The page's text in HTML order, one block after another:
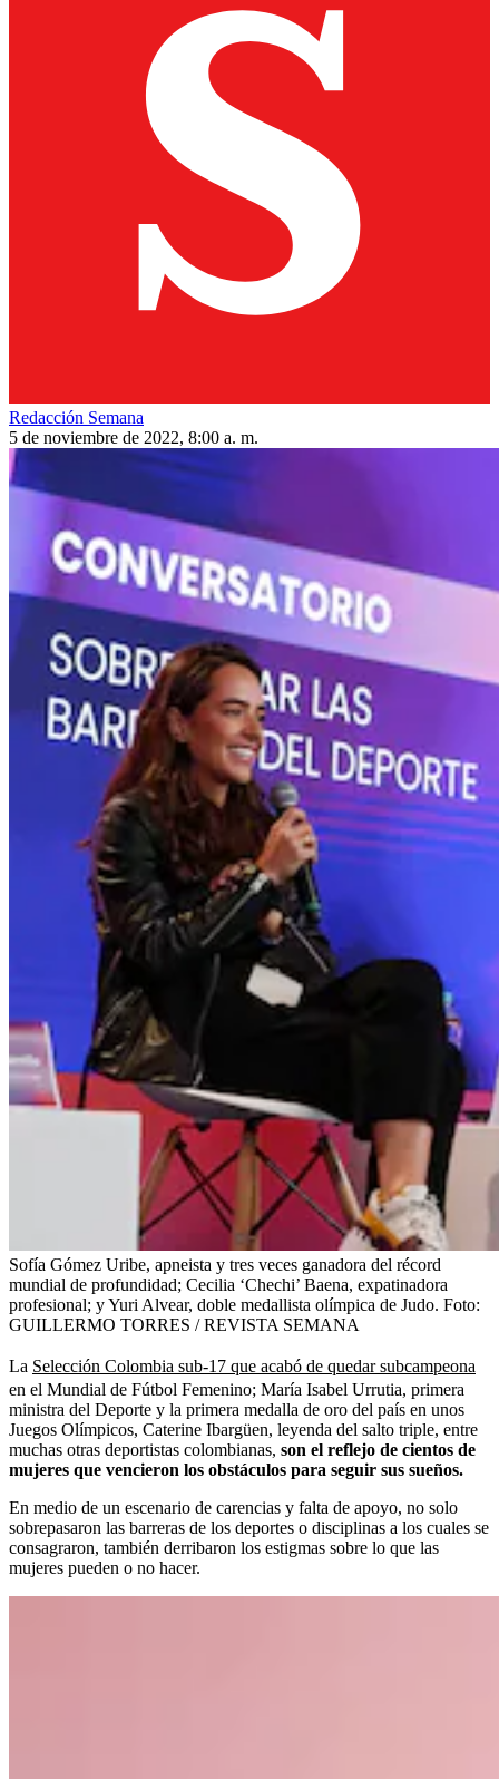
Redacción Semana
5 de noviembre de 2022, 8:00 a. m.
Sofía Gómez Uribe, apneista y tres veces ganadora del récord
mundial de profundidad; Cecilia ‘Chechi’ Baena, expatinadora
profesional; y Yuri Alvear, doble medallista olímpica de Judo. Foto:
GUILLERMO TORRES / REVISTA SEMANA
La Selección Colombia sub-17 que acabó de quedar subcampeona
en el Mundial de Fútbol Femenino; María Isabel Urrutia, primera
ministra del Deporte y la primera medalla de oro del país en unos
Juegos Olímpicos, Caterine Ibargüen, leyenda del salto triple, entre
muchas otras deportistas colombianas, son el reflejo de cientos de
mujeres que vencieron los obstáculos para seguir sus sueños.
En medio de un escenario de carencias y falta de apoyo, no solo
sobrepasaron las barreras de los deportes o disciplinas a los cuales se
consagraron, también derribaron los estigmas sobre lo que las
mujeres pueden o no hacer.